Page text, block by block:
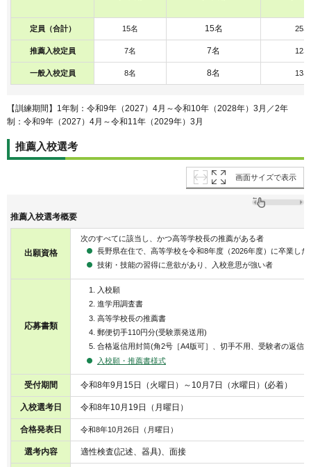
定員（合計） 15名 15名 25名
推薦入校定員 7名 7名 12名
一般入校定員 8名 8名 13名
【訓練期間】1年制：令和9年（2027）4月～令和10年（2028年）3月／2年
制：令和9年（2027）4月～令和11年（2029年）3月
推薦入校選考
画面サイズで表示
推薦入校選考概要
出願資格
次のすべてに該当し、かつ高等学校長の推薦がある者
長野県在住で、高等学校を令和8年度（2026年度）に卒業し
技術・技能の習得に意欲があり、入校意思が強い者
応募書類
入校願
進学用調査書
高等学校長の推薦書
郵便切手110円分(受験票発送用)
合格返信用封筒(角2号［A4版可］、切手不用、受験者の返信
入校願・推薦書様式
受付期間 令和8年9月15日（火曜日）～10月7日（水曜日）(必着）
入校選考日 令和8年10月19日（月曜日）
合格発表日 令和8年10月26日（月曜日）
選考内容 適性検査(記述、器具)、面接